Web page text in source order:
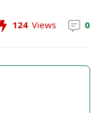
124 Views 0